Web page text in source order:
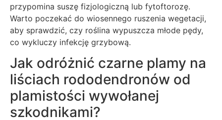
przypomina suszę fizjologiczną lub fytoftorozę.
Warto poczekać do wiosennego ruszenia wegetacji,
aby sprawdzić, czy roślina wypuszcza młode pędy,
co wykluczy infekcję grzybową.
Jak odróżnić czarne plamy na
liściach rododendronów od
plamistości wywołanej
szkodnikami?